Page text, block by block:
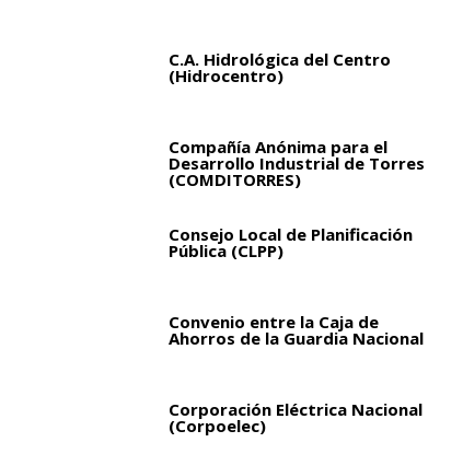
C.A. Hidrológica del Centro
(Hidrocentro)
Compañía Anónima para el
Desarrollo Industrial de Torres
(COMDITORRES)
Consejo Local de Planificación
Pública (CLPP)
Convenio entre la Caja de
Ahorros de la Guardia Nacional
Corporación Eléctrica Nacional
(Corpoelec)